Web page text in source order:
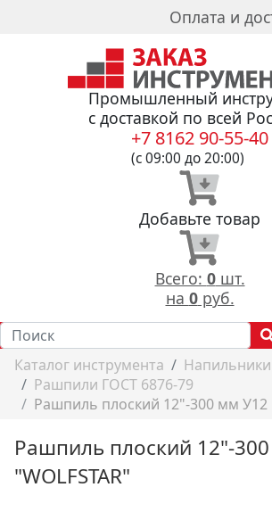
Оплата и
Промышленный
с доставкой по всей
+7 8162 90-55-40
(с 09:00 до 20:00)
Добавьте товар
Всего: 0шт.
на 0руб.
Каталог инструмента
Рашпили ГОСТ 6876-79
Рашпиль плоский 12"-300 мм У12
Рашпиль плоский 12"-
"WOLFSTAR"